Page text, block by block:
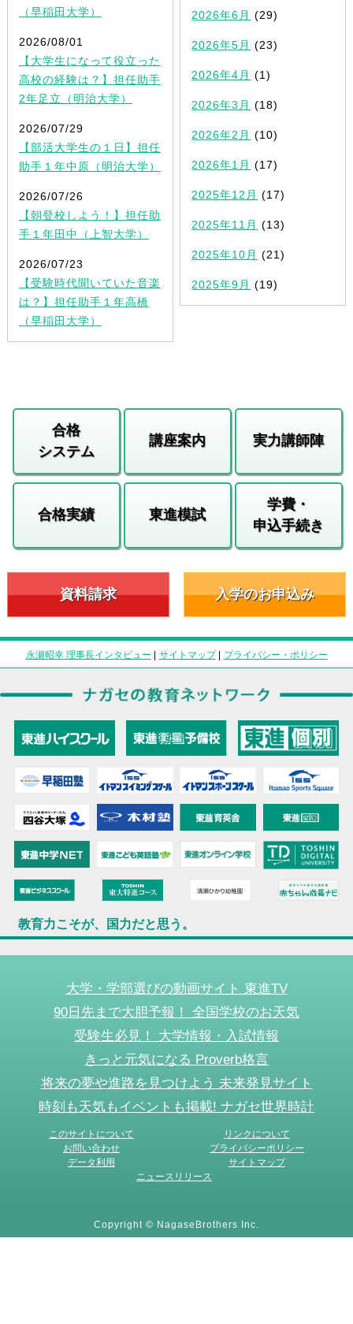
（早稲田大学）
2026/08/01
【大学生になって役立った
高校の経験は？】担任助手
2年足立（明治大学）
2026/07/29
【部活大学生の１日】担任
助手１年中原（明治大学）
2026/07/26
【朝登校しよう！】担任助
手１年田中（上智大学）
2026/07/23
【受験時代聞いていた音楽
は？】担任助手１年高橋
（早稲田大学）
2026年6月 (29)
2026年5月 (23)
2026年4月 (1)
2026年3月 (18)
2026年2月 (10)
2026年1月 (17)
2025年12月 (17)
2025年11月 (13)
2025年10月 (21)
2025年9月 (19)
合格
システム
講座案内 実力講師陣
合格実績 東進模試
学費・
申込手続き
資料請求 入学のお申込み
永瀬昭幸 理事長インタビュー | サイトマップ| プライバシー・ポリシー
教育力こそが、国力だと思う。
大学・学部選びの動画サイト 東進TV
90日先まで大胆予報！ 全国学校のお天気
受験生必見！ 大学情報・入試情報
きっと元気になる Proverb格言
将来の夢や進路を見つけよう 未来発見サイト
時刻も天気もイベントも掲載! ナガセ世界時計
このサイトについて
リンクについて
お問い合わせ
プライバシーポリシー
データ利用
サイトマップ
ニュースリリース
Copyright © NagaseBrothers Inc.